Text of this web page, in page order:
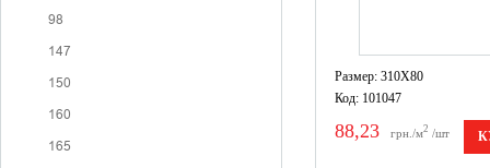
98
147
150
160
165
Размер: 310X80
Код: 101047
88,23 грн./м2 /шт